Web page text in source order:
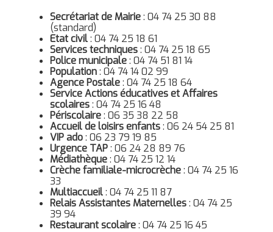
Secrétariat de Mairie: 04 74 25 30 88
(standard)
Etat civil: 04 74 25 18 61
Services techniques: 04 74 25 18 65
Police municipale: 04 74 51 81 14
Population: 04 74 14 02 99
Agence Postale: 04 74 25 18 64
Service Actions éducatives et Affaires
scolaires: 04 74 25 16 48
Périscolaire: 06 35 38 22 58
Accueil de loisirs enfants: 06 24 54 25 81
VIP ado: 06 23 79 19 85
Urgence TAP: 06 24 28 89 76
Médiathèque: 04 74 25 12 14
Crèche familiale-microcrèche: 04 74 25 16
33
Multiaccueil: 04 74 25 11 87
Relais Assistantes Maternelles: 04 74 25
39 94
Restaurant scolaire: 04 74 25 16 45